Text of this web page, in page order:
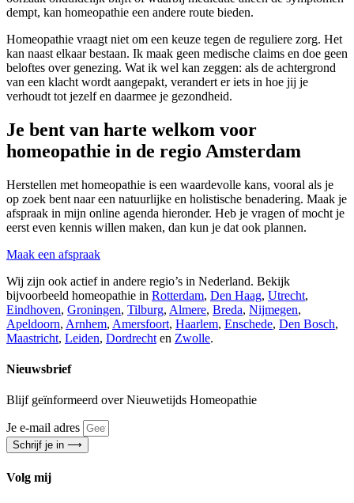
dempt, kan homeopathie een andere route bieden.
Homeopathie vraagt niet om een keuze tegen de reguliere zorg. Het
kan naast elkaar bestaan. Ik maak geen medische claims en doe geen
beloftes over genezing. Wat ik wel kan zeggen: als de achtergrond
van een klacht wordt aangepakt, verandert er iets in hoe jij je
verhoudt tot jezelf en daarmee je gezondheid.
Je bent van harte welkom voor
homeopathie in de regio Amsterdam
Herstellen met homeopathie is een waardevolle kans, vooral als je
op zoek bent naar een natuurlijke en holistische benadering. Maak je
afspraak in mijn online agenda hieronder. Heb je vragen of mocht je
eerst even kennis willen maken, dan kun je dat ook plannen.
Maak een afspraak
Wij zijn ook actief in andere regio’s in Nederland. Bekijk
bijvoorbeeld homeopathie in Rotterdam, Den Haag, Utrecht,
Eindhoven, Groningen, Tilburg, Almere, Breda, Nijmegen,
Apeldoorn, Arnhem, Amersfoort, Haarlem, Enschede, Den Bosch,
Maastricht, Leiden, Dordrecht en Zwolle.
Nieuwsbrief
Blijf geïnformeerd over Nieuwetijds Homeopathie
Je e-mail adres
Schrijf je in ⟶
Volg mij